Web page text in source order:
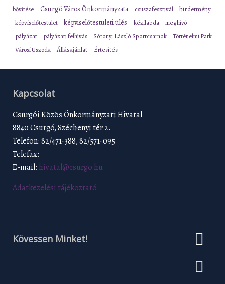
bővítése
Csurgó Város Önkormányzata csuszafesztivál hirdetmény
képviselőtestület képviselőtestületi ülés kézilabda meghívó
pályázat pályázati felhívás Sótonyi László Sportcsarnok
Történelmi Park
Városi Uszoda
Állásajánlat Értesítés
Kapcsolat
Csurgói Közös Önkormányzati Hivatal
8840 Csurgó, Széchenyi tér 2.
Telefon: 82/471-388, 82/571-095
Telefax:
E-mail: hivatal@csurgo.hu
Adatkezelési tájékoztató
Kövessen Minket!